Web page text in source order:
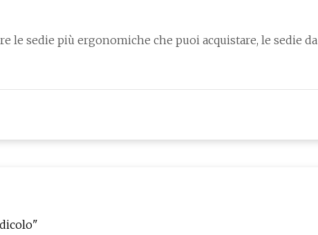
le sedie più ergonomiche che puoi acquistare, le sedie da